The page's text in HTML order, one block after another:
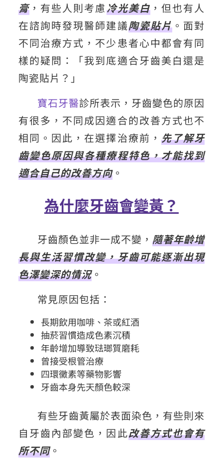
膏，有些人則考慮冷光美白，但也有人
在諮詢時發現醫師建議陶瓷貼片。面對
不同治療方式，不少患者心中都會有同
樣的疑問：「我到底適合牙齒美白還是
陶瓷貼片？」
寶石牙醫診所表示，牙齒變色的原因
有很多，不同成因適合的改善方式也不
相同。因此，在選擇治療前， 先了解牙
齒變色原因與各種療程特色，才能找到
適合自己的改善方向。
為什麼牙齒會變黃？
牙齒顏色並非一成不變，隨著年齡增
長與生活習慣改變，牙齒可能逐漸出現
色澤變深的情況。
常見原因包括：
長期飲用咖啡、茶或紅酒
抽菸習慣造成色素沉積
年齡增加導致琺瑯質磨耗
曾接受根管治療
四環黴素等藥物影響
牙齒本身先天顏色較深
有些牙齒黃屬於表面染色，有些則來
自牙齒內部變色，因此改善方式也會有
所不同。